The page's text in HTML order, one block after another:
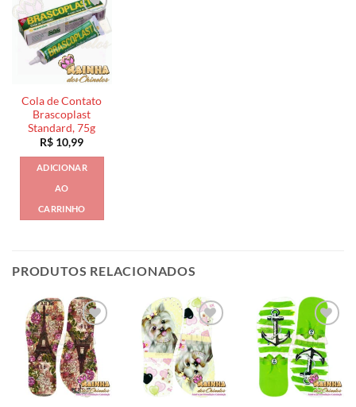
Cola de Contato
Brascoplast
Standard, 75g
R$ 10,99
ADICIONAR
AO
CARRINHO
PRODUTOS RELACIONADOS